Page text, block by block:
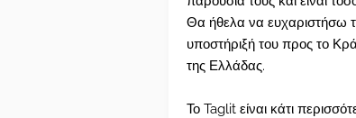
Θα ήθελα να ευχαριστήσω
υποστήριξή του προς το
της Ελλάδας.
Το Taglit είναι κάτι